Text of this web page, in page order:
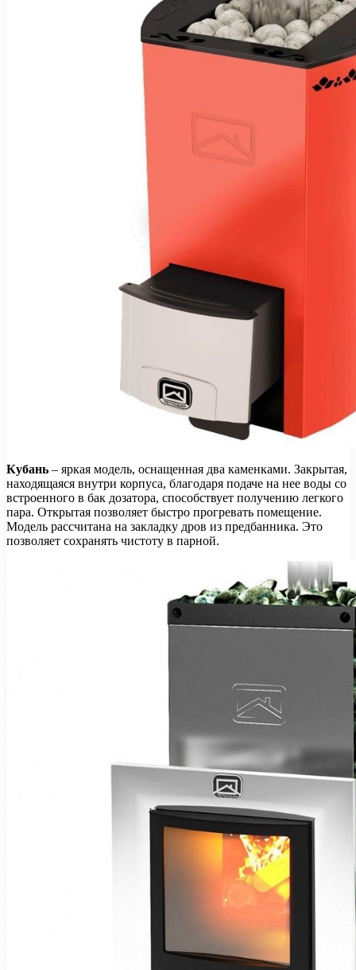
Кубань – яркая модель, оснащенная два каменками. Закрытая,
находящаяся внутри корпуса, благодаря подаче на нее воды со
встроенного в бак дозатора, способствует получению легкого
пара. Открытая позволяет быстро прогревать помещение.
Модель рассчитана на закладку дров из предбанника. Это
позволяет сохранять чистоту в парной.